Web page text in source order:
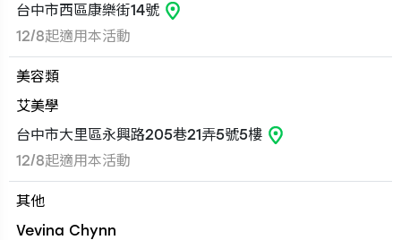
台中市西區康樂街14號
12/8起適用本活動
美容類
艾美學
台中市大里區永興路205巷21弄5號5樓
12/8起適用本活動
其他
Vevina Chynn